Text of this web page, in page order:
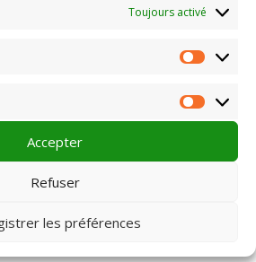
Toujours activé
Accepter
Refuser
les préférences
à 15h45
15h45
:
Sigolène